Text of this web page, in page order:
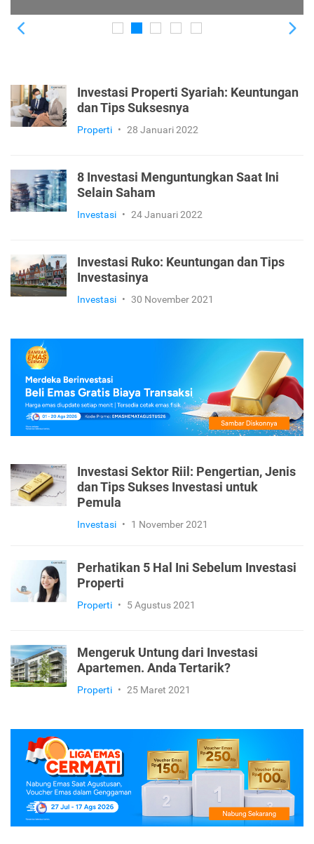
Investasi Properti Syariah: Keuntungan
dan Tips Suksesnya
Properti • 28 Januari 2022
8 Investasi Menguntungkan Saat Ini
Selain Saham
Investasi • 24 Januari 2022
Investasi Ruko: Keuntungan dan Tips
Investasinya
Investasi • 30 November 2021
Investasi Sektor Riil: Pengertian, Jenis
dan Tips Sukses Investasi untuk
Pemula
Investasi • 1 November 2021
Perhatikan 5 Hal Ini Sebelum Investasi
Properti
Properti • 5 Agustus 2021
Mengeruk Untung dari Investasi
Apartemen. Anda Tertarik?
Properti • 25 Maret 2021